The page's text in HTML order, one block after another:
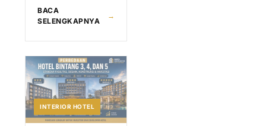
BACA
SELENGKAPNYA
→
INTERIOR HOTEL